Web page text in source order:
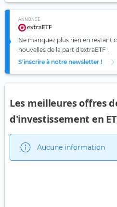
ANNONCE
Ne manquez plus rien en restant
nouvelles de la part d'extraETF .
S'inscrire à notre newsletter !
Les meilleures offres
d'investissement en
Aucune information